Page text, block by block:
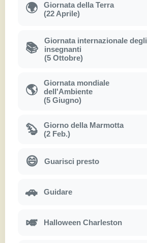
🌍
Giornata della Terra
(22 Aprile)
📚
Giornata internazionale degli
insegnanti
(5 Ottobre)
🌎
Giornata mondiale
dell'Ambiente
(5 Giugno)
🦫
Giorno della Marmotta
(2 Feb.)
😄 Guarisci presto
🚗 Guidare
🎺 Halloween Charleston